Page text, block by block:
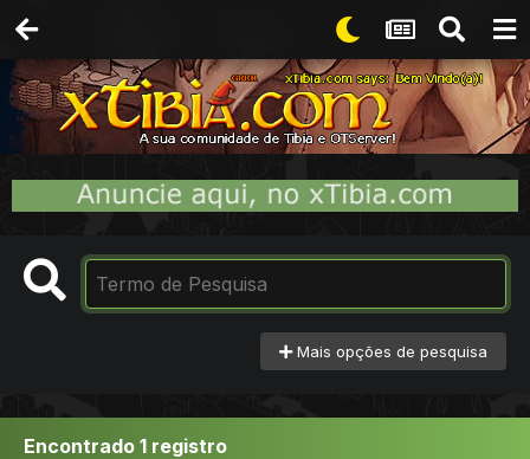
Mais opções de pesquisa
Encontrado 1 registro